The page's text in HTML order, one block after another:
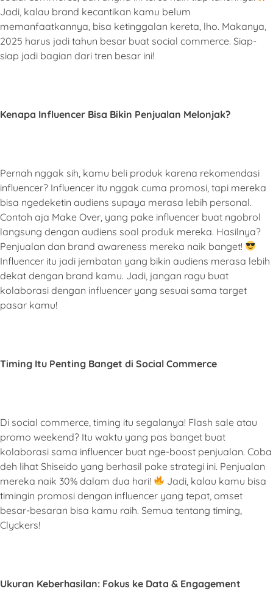
Jadi, kalau brand kecantikan kamu belum
memanfaatkannya, bisa ketinggalan kereta, lho. Makanya,
2025 harus jadi tahun besar buat social commerce. Siap-
siap jadi bagian dari tren besar ini!
Kenapa Influencer Bisa Bikin Penjualan Melonjak?
Pernah nggak sih, kamu beli produk karena rekomendasi
influencer? Influencer itu nggak cuma promosi, tapi mereka
bisa ngedeketin audiens supaya merasa lebih personal.
Contoh aja Make Over, yang pake influencer buat ngobrol
langsung dengan audiens soal produk mereka. Hasilnya?
Penjualan dan brand awareness mereka naik banget!
Influencer itu jadi jembatan yang bikin audiens merasa lebih
dekat dengan brand kamu. Jadi, jangan ragu buat
kolaborasi dengan influencer yang sesuai sama target
pasar kamu!
Timing Itu Penting Banget di Social Commerce
Di social commerce, timing itu segalanya! Flash sale atau
promo weekend? Itu waktu yang pas banget buat
kolaborasi sama influencer buat nge-boost penjualan. Coba
deh lihat Shiseido yang berhasil pake strategi ini. Penjualan
mereka naik 30% dalam dua hari!
Jadi, kalau kamu bisa
timingin promosi dengan influencer yang tepat, omset
besar-besaran bisa kamu raih. Semua tentang timing,
Clyckers!
Ukuran Keberhasilan: Fokus ke Data & Engagement